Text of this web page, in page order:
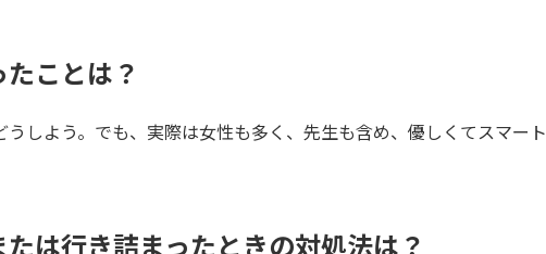
ことは？
しよう。でも、実際は女性も多く、先生も含め、優しくてスマート
は行き詰まったときの対処法は？